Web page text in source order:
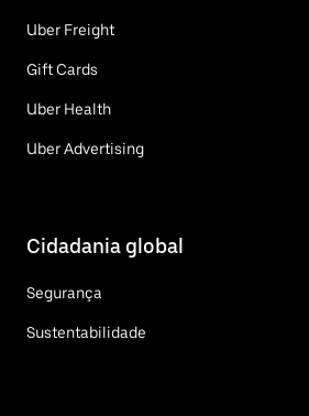
Uber Freight
Gift Cards
Uber Health
Uber Advertising
Cidadania global
Segurança
Sustentabilidade